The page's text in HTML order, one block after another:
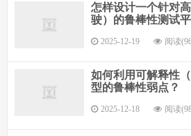
怎样设计一个针对
驶）的鲁棒性测试
2025-12-19 阅读
如何利用可解释性
型的鲁棒性弱点？
2025-12-18 阅读